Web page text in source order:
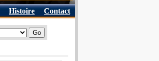
Histoire Contact